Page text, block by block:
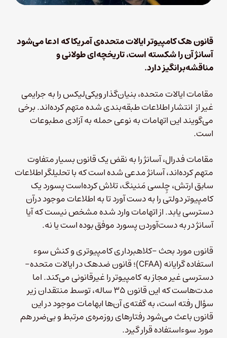
قانون هک کامپیوتر ایالات متحده‌ی آمریکا که ادعا می‌شود
آسانژ آن را شکسته است، تاریخچه‌ای طولانی و
مناقشه‌برانگیز دارد.
مقامات ایالات متحده، بنیان‌گذار ویکی‌لیکس را به جرایمی
غیر از انتشار اطلاعات طبقه‌بندی شده متهم کرده‌اند. برخی
می‌گویند این اتهامات به نوعی حمله به آزادی مطبوعات
است.
مقامات فدرال، آسانژ را به نقض یک قانون بسیار متفاوت
متهم کرده‌اند، آسانژ مدعی شده است که با تحلیلگر اطلاعات
سابق ارتش، چِلسی مَنینگ، تلاش کرده‌است پسورد یک
کامپیوتر دولتی را به دست آورد تا به اطلاعات موجود درآن
دسترسی یابد. از اتهامات وارد شده مشخص نیست که آیا
آسانژ در به دست‌آوردن پسورد موفق بوده است یا نه.
قانون مورد بحث -کلاهبرداری کامپیوتری و کنش سوء
استفاده گرایانه (CFAA)؛ قانون ضدهک در ایالات متحده-
دسترسی غیر مجاز به کامپیوتر را غیرقانونی می‌کند. اما
مدت‌هاست که این قانون ۳۵ ساله، توسط منتقدان زیر
سؤال رفته است، به گفته‌ی آن‌ها ابهامات موجود در این
قانون باعث می‌شود رفتارهای روزمره‌ی مرتبط و بی‌ضرر هم
مورد سوءاستفاده قرار گیرد.